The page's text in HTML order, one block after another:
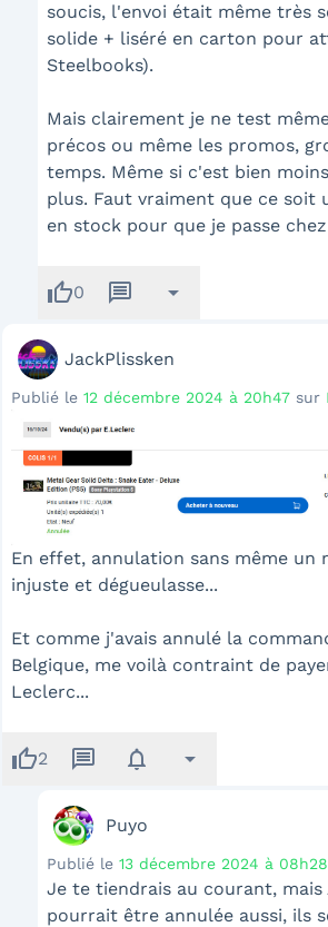
soucis, l'envoi était même très
solide + liséré en carton pour
Steelbooks).
Mais clairement je ne test
précos ou même les promos,
temps. Même si c'est bien
plus. Faut vraiment que ce soit
en stock pour que je passe
thumb_up0 message arrow_drop_down
JackPlissken
Publié le 12 décembre 2024 à 20h47 sur
En effet, annulation sans même un
injuste et dégueulasse...
Et comme j'avais annulé la
Belgique, me voilà contraint de
Leclerc...
thumb_up2 message notifications arrow_drop_down
Puyo
Publié le 13 décembre 2024 à 08h28
Je te tiendrais au courant, mais
pourrait être annulée aussi, ils